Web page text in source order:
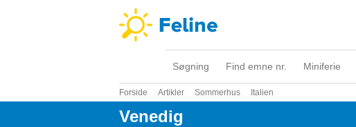
Søgning Find emne nr. Miniferie
Forside Artikler Sommerhus Italien
Venedig